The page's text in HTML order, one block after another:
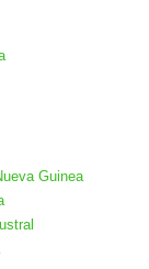
Guinea